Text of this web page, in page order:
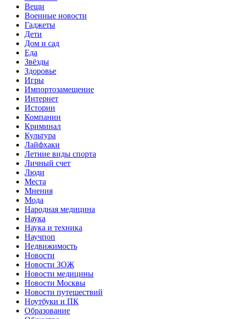
Вещи
Военные новости
Гаджеты
Дети
Дом и сад
Еда
Звёзды
Здоровье
Игры
Импортозамещение
Интернет
Истории
Компании
Криминал
Культура
Лайфхаки
Летние виды спорта
Личный счет
Люди
Места
Мнения
Мода
Народная медицина
Наука
Наука и техника
Научпоп
Недвижимость
Новости
Новости ЗОЖ
Новости медицины
Новости Москвы
Новости путешествий
Ноутбуки и ПК
Образование